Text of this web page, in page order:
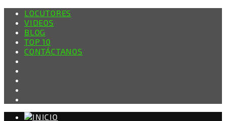
LOCUTORES
VIDEOS
BLOG
TOP 10
CONTÁCTANOS